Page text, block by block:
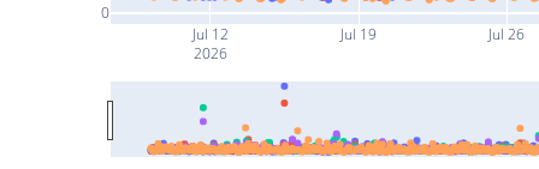
Jul 12
2026
Jul 19 Jul 26
0